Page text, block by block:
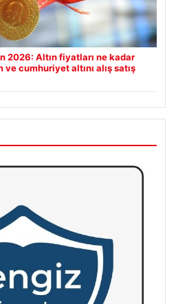
2026: Altın fiyatları ne kadar
cumhuriyet altını alış satış